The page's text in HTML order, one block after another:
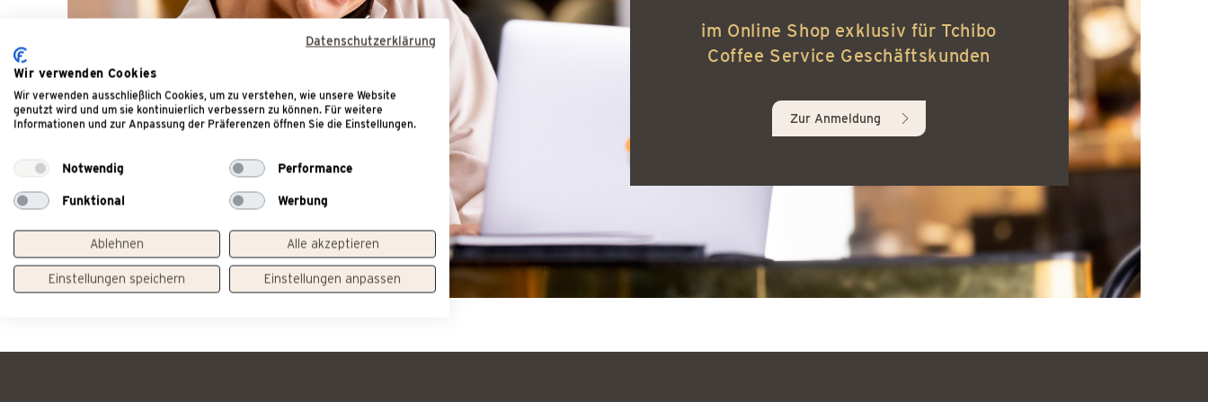
Datenschutzerklärung
Wir verwenden Cookies
Wir verwenden ausschließlich Cookies, um zu verstehen, wie unsere Website
genutzt wird und um sie kontinuierlich verbessern zu können. Für weitere
Informationen und zur Anpassung der Präferenzen öffnen Sie die Einstellungen.
Notwendig Performance
Funktional Werbung
Ablehnen Alle akzeptieren
Einstellungen speichern Einstellungen anpassen
im Online Shop exklusiv für Tchibo
Coffee Service Geschäftskunden
Zur Anmeldung